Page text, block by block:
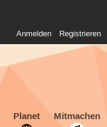
Anmelden Registrieren
Planet Mitmachen